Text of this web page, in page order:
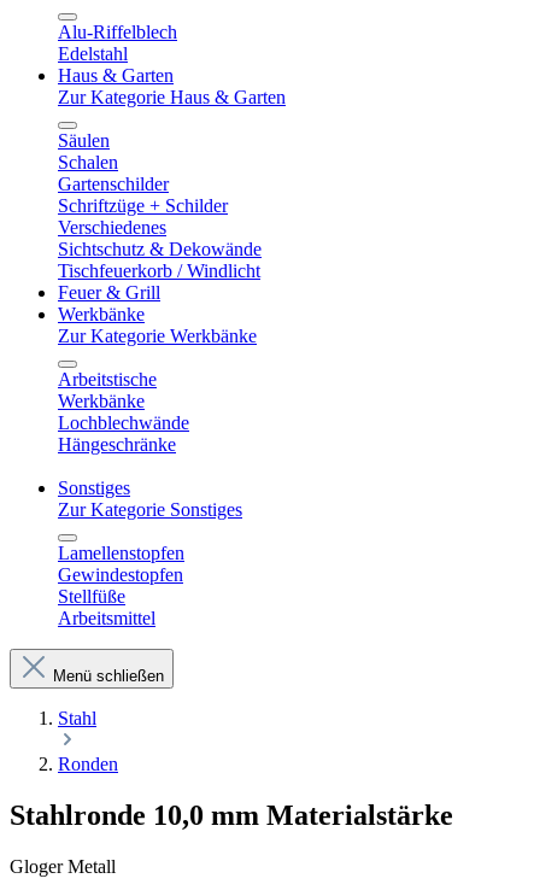
Alu-Riffelblech
Edelstahl
Haus & Garten
Zur Kategorie Haus & Garten
Säulen
Schalen
Gartenschilder
Schriftzüge + Schilder
Verschiedenes
Sichtschutz & Dekowände
Tischfeuerkorb / Windlicht
Feuer & Grill
Werkbänke
Zur Kategorie Werkbänke
Arbeitstische
Werkbänke
Lochblechwände
Hängeschränke
Sonstiges
Zur Kategorie Sonstiges
Lamellenstopfen
Gewindestopfen
Stellfüße
Arbeitsmittel
Menü schließen
Stahl
Ronden
Stahlronde 10,0 mm Materialstärke
Gloger Metall